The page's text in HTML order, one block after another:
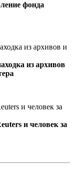
фонда
из архивов
и человек за